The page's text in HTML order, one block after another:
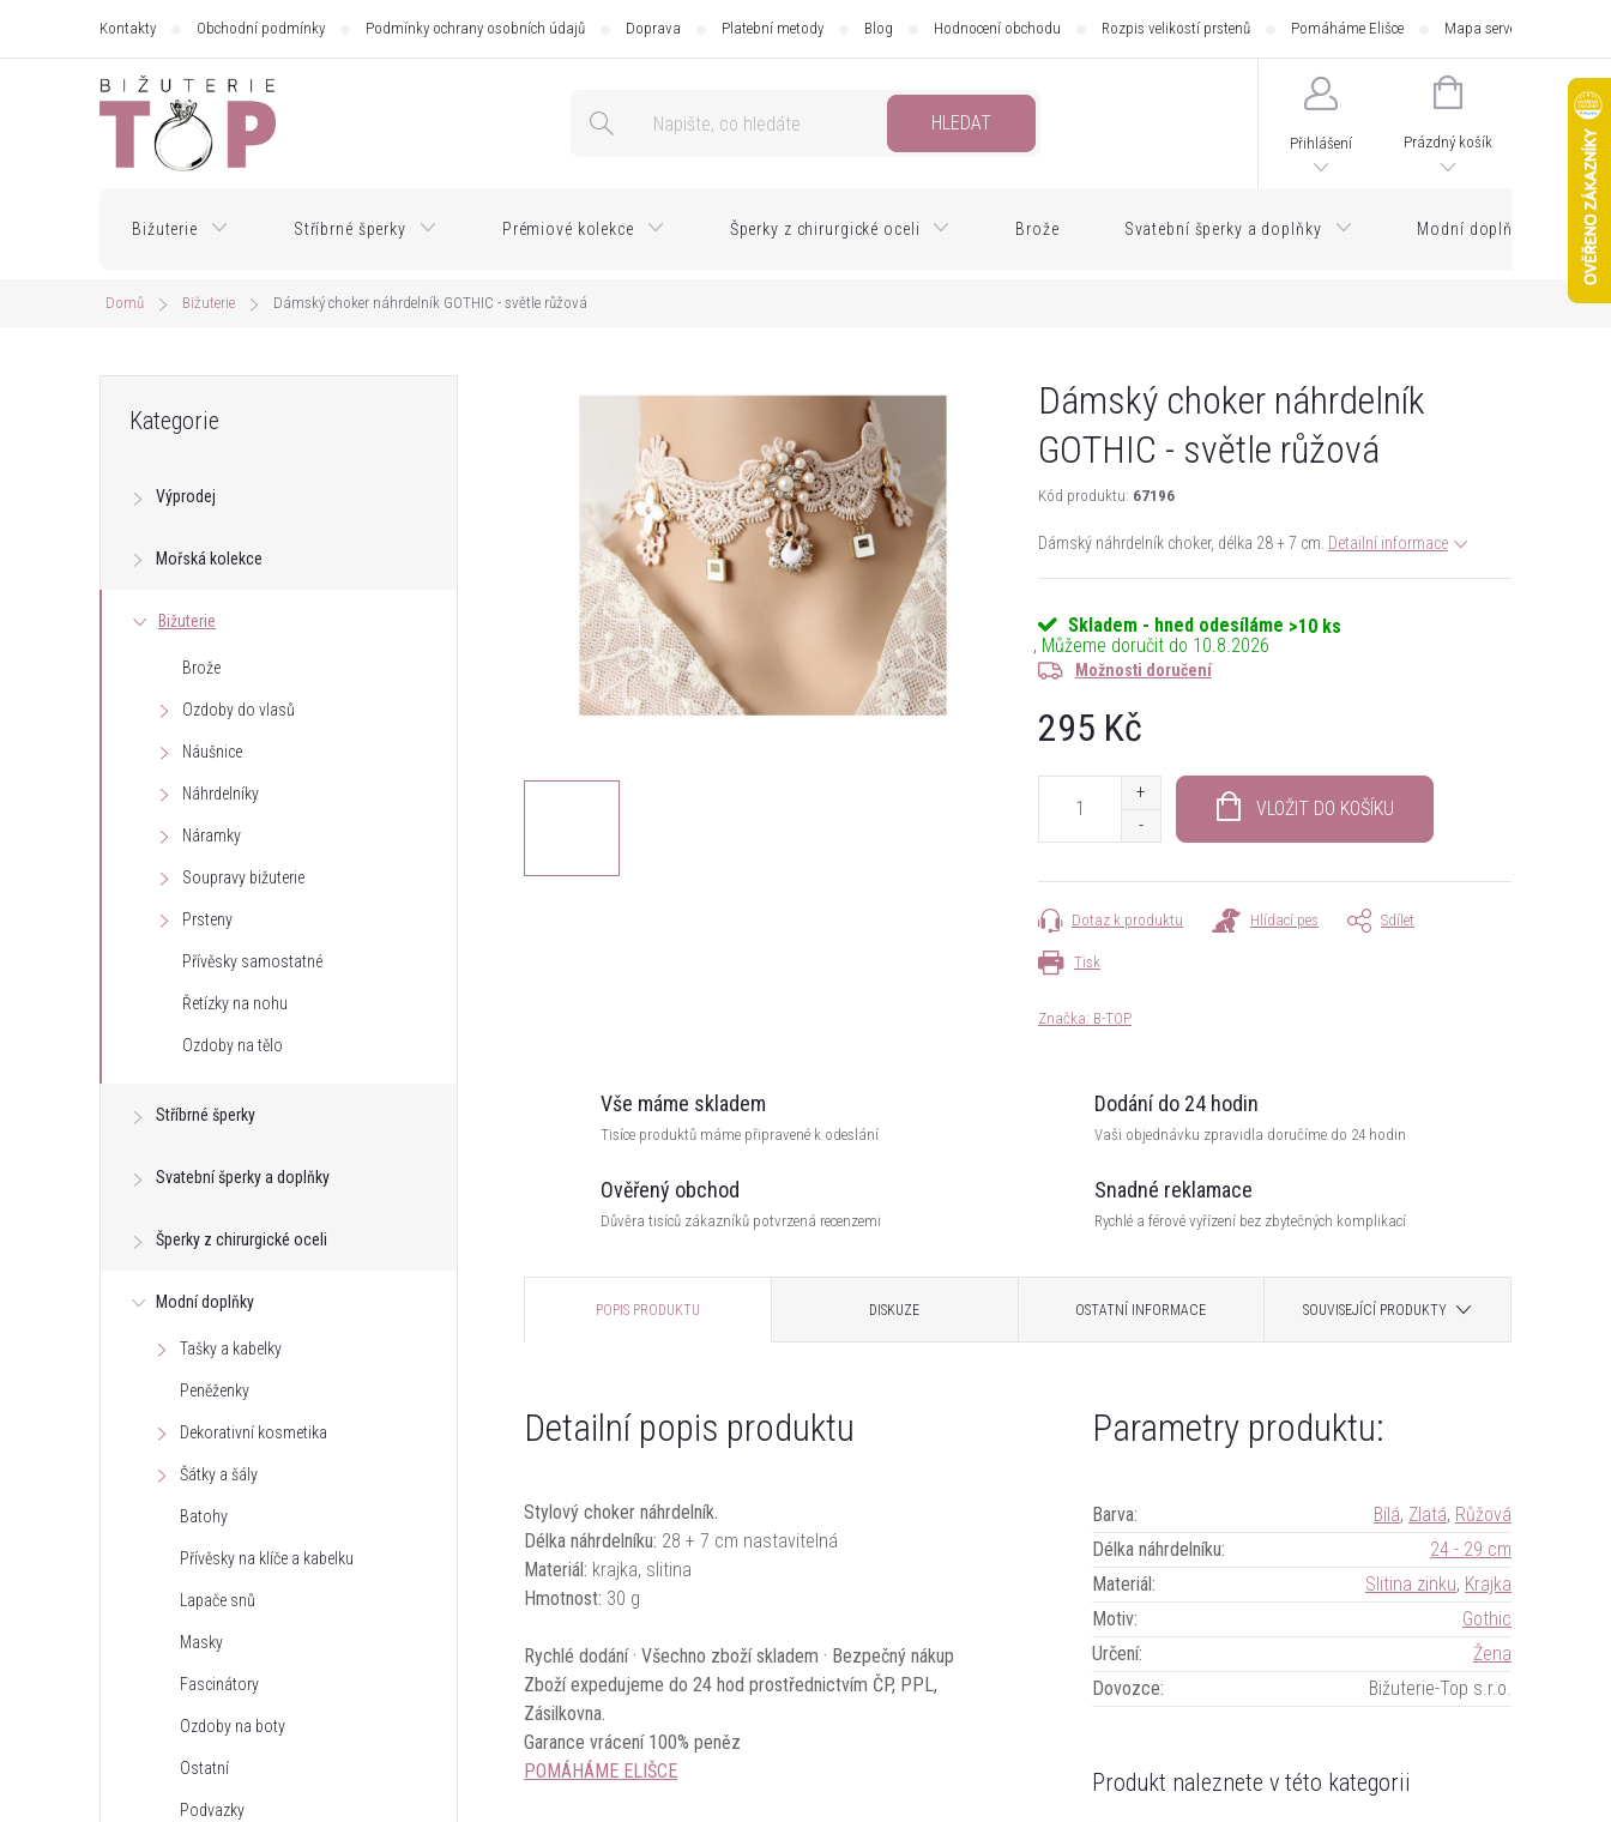
Kontakty Obchodní podmínky Podmínky ochrany osobních údajů Doprava Platební metody Blog Hodnocení obchodu Rozpis velikostí prstenů Pomáháme Elišce Mapa serveru
HLEDAT
Přihlášení
NÁKUPNÍ
Prázdný košík
Bižuterie Stříbrné šperky Prémiové kolekce Šperky z chirurgické oceli Brože Svatební šperky a doplňky Modní doplňky
Domů Bižuterie Dámský choker náhrdelník GOTHIC - světle růžová
t
kategorie
Kategorie
Výprodej
Mořská kolekce
Bižuterie
Brože
Ozdoby do vlasů
Náušnice
Náhrdelníky
Náramky
Soupravy bižuterie
Prsteny
Přívěsky samostatné
Řetízky na nohu
Ozdoby na tělo
Stříbrné šperky
Svatební šperky a doplňky
Šperky z chirurgické oceli
Modní doplňky
Tašky a kabelky
Peněženky
Dekorativní kosmetika
Šátky a šály
Batohy
Přívěsky na klíče a kabelku
Lapače snů
Masky
Fascinátory
Ozdoby na boty
Ostatní
Podvazky
Dámský choker náhrdelník
GOTHIC - světle růžová
Kód produktu: 67196
Dámský náhrdelník choker, délka 28 + 7 cm. Detailní informace
Skladem - hned odesíláme >10 ks
10.8.2026
Možnosti doručení
295 Kč
VLOŽIT DO KOŠÍKU
Tisk
Dotaz k produktu Hlídací pes Sdílet
Značka: B-TOP
Vše máme skladem
Tisíce produktů máme připravené k odeslání
Dodání do 24 hodin
Vaši objednávku zpravidla doručíme do 24 hodin
Ověřený obchod
Důvěra tisíců zákazníků potvrzená recenzemi
Snadné reklamace
Rychlé a férové vyřízení bez zbytečných komplikací
POPIS PRODUKTU DISKUZE OSTATNÍ INFORMACE SOUVISEJÍCÍ PRODUKTY
Detailní popis produktu
Stylový choker náhrdelník.
Délka náhrdelníku: 28 + 7 cm nastavitelná
Materiál: krajka, slitina
Hmotnost: 30 g
Rychlé dodání · Všechno zboží skladem · Bezpečný nákup
Zboží expedujeme do 24 hod prostřednictvím ČP, PPL,
Zásilkovna.
Garance vrácení 100% peněz
POMÁHÁME ELIŠCE
Parametry produktu:
Barva: Bílá, Zlatá, Růžová
Délka náhrdelníku:
24 - 29 cm
Materiál: Slitina zinku, Krajka
Motiv:
Gothic
Určení:
Žena
Dovozce: Bižuterie-Top s.r.o.
Produkt naleznete v této kategorii